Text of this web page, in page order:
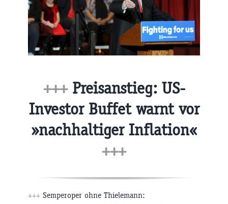
+++Preisanstieg: US-
Investor Buffet warnt vor
»nachhaltiger Inflation«
+++
+++ Semperoper ohne Thielemann: